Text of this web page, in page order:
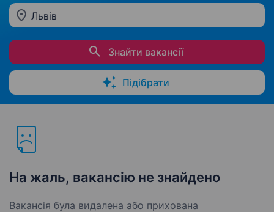
Львів
Знайти вакансії
Підібрати
На жаль, вакансію не знайдено
Вакансія була видалена або прихована